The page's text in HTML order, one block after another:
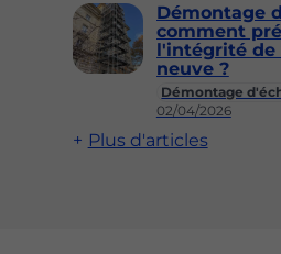
Démontage
02/04/2026
Démontage
comment
l'intégrité de
neuve ?
Plus d'articles